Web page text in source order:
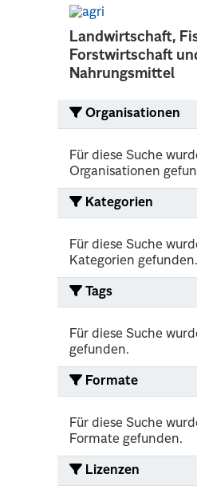
Landwirtschaft,
Forstwirtschaft
Nahrungsmittel
Organisationen
Für diese Suche
Organisationen
Kategorien
Für diese Suche
Kategorien gefunden.
Tags
Für diese Suche
gefunden.
Formate
Für diese Suche
Formate gefunden.
Lizenzen